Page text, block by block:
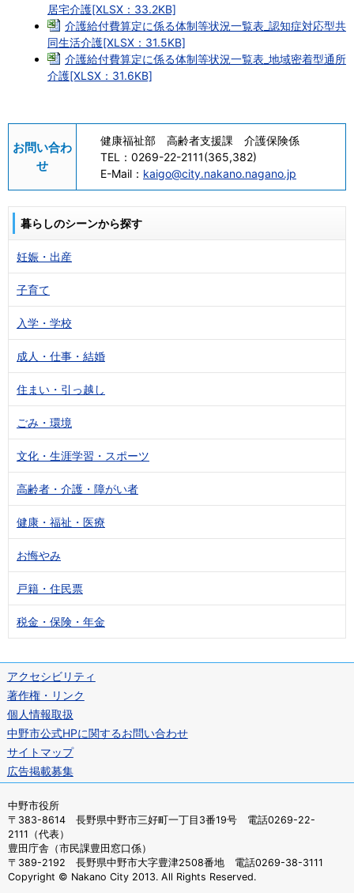
居宅介護[XLSX：33.2KB]
介護給付費算定に係る体制等状況一覧表_認知症対応型共
同生活介護[XLSX：31.5KB]
介護給付費算定に係る体制等状況一覧表_地域密着型通所
介護[XLSX：31.6KB]
お問い合わ
せ
健康福祉部 高齢者支援課 介護保険係
TEL： 0269-22-2111(365,382)
E-Mail： kaigo@city.nakano.nagano.jp
暮らしのシーンから探す
妊娠・出産
子育て
入学・学校
成人・仕事・結婚
住まい・引っ越し
ごみ・環境
文化・生涯学習・スポーツ
高齢者・介護・障がい者
健康・福祉・医療
お悔やみ
戸籍・住民票
税金・保険・年金
アクセシビリティ
著作権・リンク
個人情報取扱
中野市公式HPに関するお問い合わせ
サイトマップ
広告掲載募集
中野市役所
〒383-8614 長野県中野市三好町一丁目3番19号 電話0269-22-
2111（代表）
豊田庁舎（市民課豊田窓口係）
〒389-2192 長野県中野市大字豊津2508番地 電話0269-38-3111
Copyright © Nakano City 2013. All Rights Reserved.